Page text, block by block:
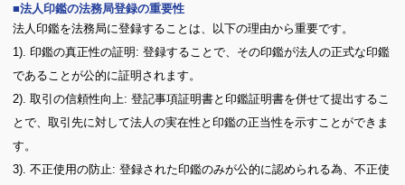
法人印鑑の法務局登録の重要性
法人印鑑を法務局に登録することは、以下の理由から重要です。
1). 印鑑の真正性の証明: 登録することで、その印鑑が法人の正式な印鑑
であることが公的に証明されます。
2). 取引の信頼性向上: 登記事項証明書と印鑑証明書を併せて提出するこ
とで、取引先に対して法人の実在性と印鑑の正当性を示すことができま
す。
3). 不正使用の防止: 登録された印鑑のみが公的に認められる為、不正使